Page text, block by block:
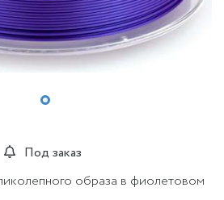
Под заказ
образа в фиолетовом